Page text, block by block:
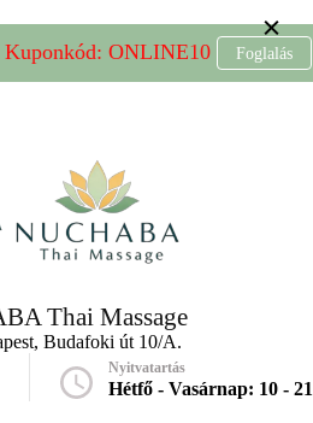
Kuponkód: ONLINE10
Foglalás
Thai Massage
Budafoki út 10/A.
Nyitvatartás
Hétfő - Vasárnap: 10 - 21